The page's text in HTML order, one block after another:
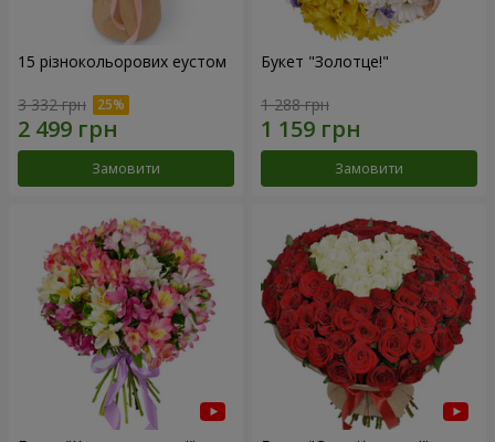
15 різнокольорових еустом
3 332 грн
Замовити
Букет "Золотце!"
1 288 грн
Замовити